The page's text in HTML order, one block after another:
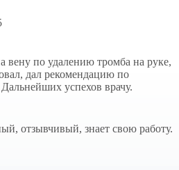
вену по удалению тромба на руке,
дал рекомендацию по
успехов врачу.
отзывчивый, знает свою работу.